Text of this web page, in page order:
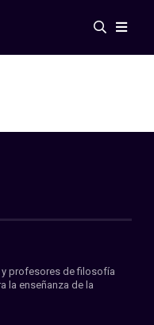
profesores de filosofía
la enseñanza de la